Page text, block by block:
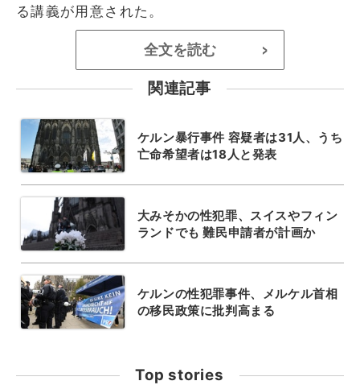
る講義が用意された。
全文を読む >
関連記事
ケルン暴行事件 容疑者は31人、うち
亡命希望者は18人と発表
大みそかの性犯罪、スイスやフィン
ランドでも 難民申請者が計画か
ケルンの性犯罪事件、メルケル首相
の移民政策に批判高まる
Top stories